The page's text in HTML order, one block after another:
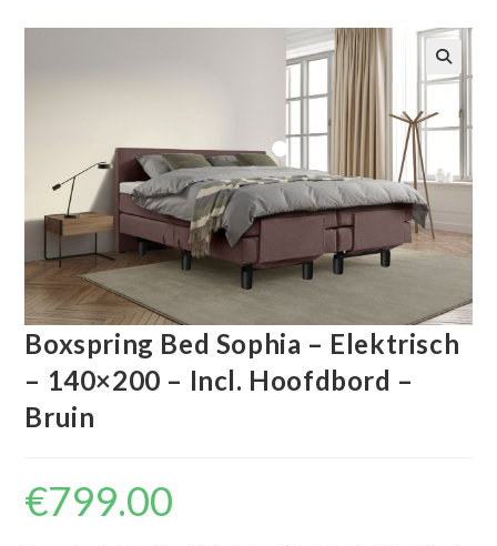
🔍
Boxspring Bed Sophia – Elektrisch
– 140×200 – Incl. Hoofdbord –
Bruin
€799.00